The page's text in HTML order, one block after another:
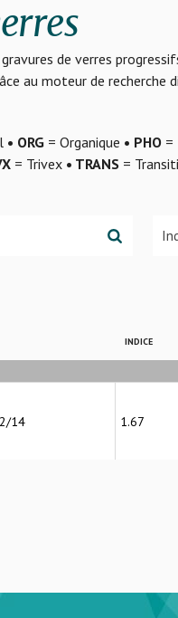
de verres
au moteur de recherche
• ORG= Organique • PHO=
= Trivex • TRANS=
INDICE
14 1.67